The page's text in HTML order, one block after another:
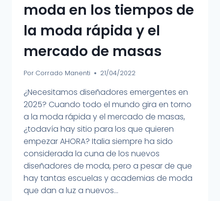
moda en los tiempos de
la moda rápida y el
mercado de masas
Por Corrado Manenti 21/04/2022
¿Necesitamos diseñadores emergentes en
2025? Cuando todo el mundo gira en torno
a la moda rápida y el mercado de masas,
¿todavía hay sitio para los que quieren
empezar AHORA? Italia siempre ha sido
considerada la cuna de los nuevos
diseñadores de moda, pero a pesar de que
hay tantas escuelas y academias de moda
que dan a luz a nuevos...